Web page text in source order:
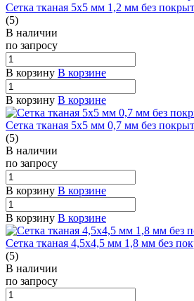
Сетка тканая 5х5 мм 1,2 мм без
(5)
В наличии
по запросу
В корзину В корзине
В корзину В корзине
Сетка тканая 5х5 мм 0,7 мм без
(5)
В наличии
по запросу
В корзину В корзине
В корзину В корзине
Сетка тканая 4,5х4,5 мм 1,8 мм без
(5)
В наличии
по запросу